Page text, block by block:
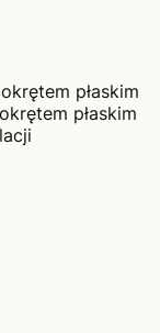
płaskim
płaskim